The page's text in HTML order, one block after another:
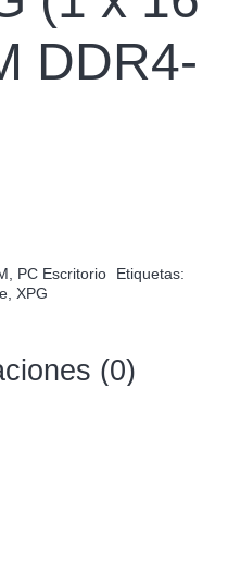
DDR4-
, PC Escritorio
Etiquetas:
, XPG
(0)